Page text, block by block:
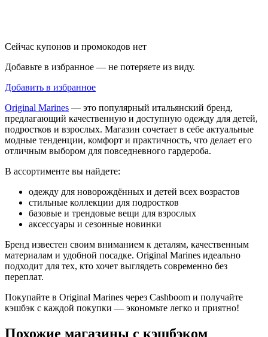
Сейчас купонов и промокодов нет
Добавьте в избранное — не потеряете из виду.
Добавить в избранное
Original Marines — это популярный итальянский бренд,
предлагающий качественную и доступную одежду для детей,
подростков и взрослых. Магазин сочетает в себе актуальные
модные тенденции, комфорт и практичность, что делает его
отличным выбором для повседневного гардероба.
В ассортименте вы найдете:
одежду для новорождённых и детей всех возрастов
стильные коллекции для подростков
базовые и трендовые вещи для взрослых
аксессуары и сезонные новинки
Бренд известен своим вниманием к деталям, качественным
материалам и удобной посадке. Original Marines идеально
подходит для тех, кто хочет выглядеть современно без
переплат.
Покупайте в Original Marines через Cashboom и получайте
кэшбэк с каждой покупки — экономьте легко и приятно!
Похожие магазины с кэшбэком